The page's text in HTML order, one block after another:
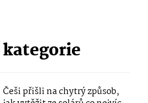
Češi přišli na chytrý způsob,